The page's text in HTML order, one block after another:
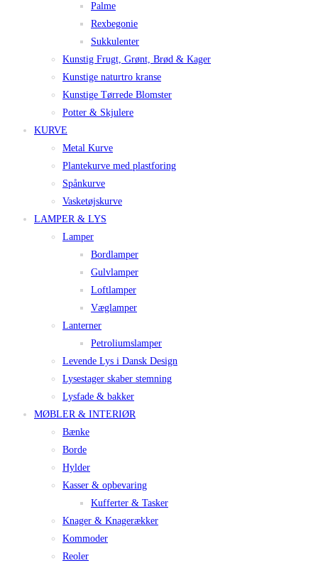
Palme
Rexbegonie
Sukkulenter
Kunstig Frugt, Grønt, Brød & Kager
Kunstige naturtro kranse
Kunstige Tørrede Blomster
Potter & Skjulere
KURVE
Metal Kurve
Plantekurve med plastforing
Spånkurve
Vasketøjskurve
LAMPER & LYS
Lamper
Bordlamper
Gulvlamper
Loftlamper
Væglamper
Lanterner
Petroliumslamper
Levende Lys i Dansk Design
Lysestager skaber stemning
Lysfade & bakker
MØBLER & INTERIØR
Bænke
Borde
Hylder
Kasser & opbevaring
Kufferter & Tasker
Knager & Knagerækker
Kommoder
Reoler